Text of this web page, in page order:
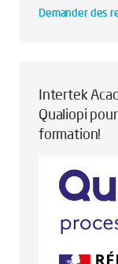
Demander des
Intertek
Qualiopi
formation!